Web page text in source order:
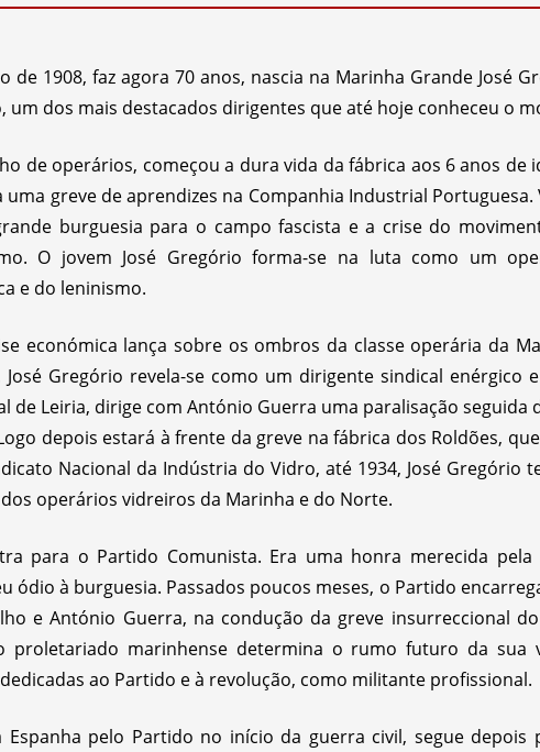
de 1908, faz agora 70 anos, nascia na Marinha Grande José
um dos mais destacados dirigentes que até hoje conheceu o
de operários, começou a dura vida da fábrica aos 6 anos de
uma greve de aprendizes na Companhia Industrial
burguesia para o campo fascista e a crise do
O jovem José Gregório forma-se na luta como um
e do leninismo.
económica lança sobre os ombros da classe operária da
José Gregório revela-se como um dirigente sindical enérgico
de Leiria, dirige com António Guerra uma paralisação seguida
depois estará à frente da greve na fábrica dos Roldões,
Nacional da Indústria do Vidro, até 1934, José Gregório
operários vidreiros da Marinha e do Norte.
para o Partido Comunista. Era uma honra merecida
ódio à burguesia. Passados poucos meses, o Partido
e António Guerra, na condução da greve insurreccional
proletariado marinhense determina o rumo futuro da sua
ao Partido e à revolução, como militante profissional.
Espanha pelo Partido no início da guerra civil, segue